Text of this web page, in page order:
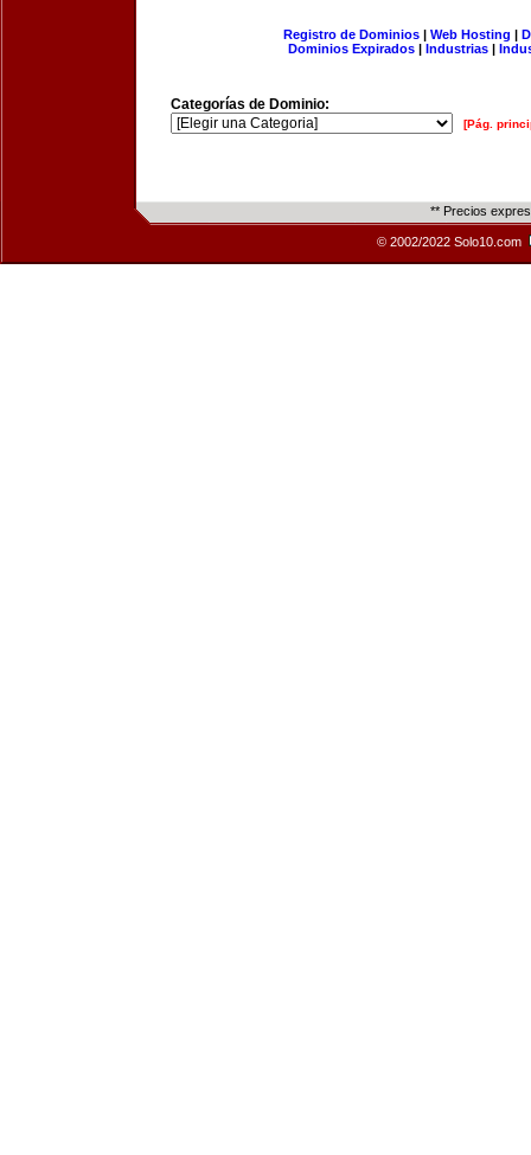
Registro de Dominios| Web Hosting |
Dominios Expirados | Industrias |
Categorías de Dominio:
[Pág.
** Precios
© 2002/2022 Solo10.com